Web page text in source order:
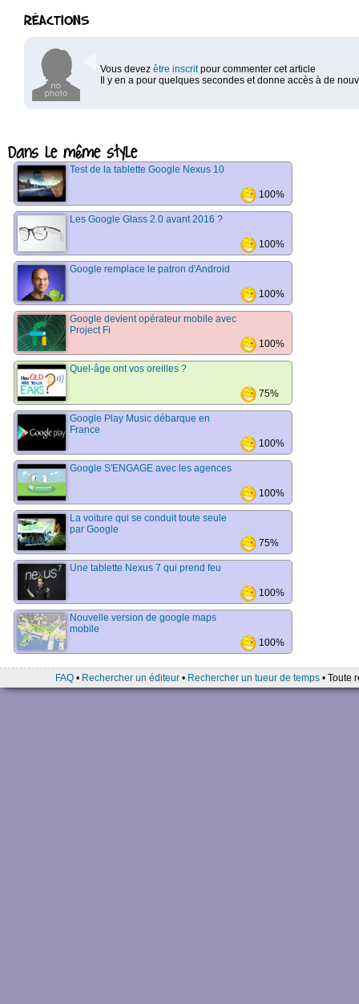
RÉACTIONS
Vous devez être inscritpour commenter cet article
Il y en a pour quelques secondes et donne accès à de
Dans le même style
Test de la tablette Google Nexus 10
100%
Les Google Glass 2.0 avant 2016 ?
100%
Google remplace le patron d'Android
100%
Google devient opérateur mobile avec
Project Fi
100%
Quel-âge ont vos oreilles ?
75%
Google Play Music débarque en
France
100%
Google S'ENGAGE avec les agences
100%
La voiture qui se conduit toute seule
par Google
75%
Une tablette Nexus 7 qui prend feu
100%
Nouvelle version de google maps
mobile
100%
FAQ• Rechercher un éditeur• Rechercher un tueur de temps• Toute